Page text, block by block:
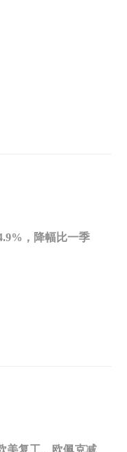
，降幅比一季
复工、欧佩克减